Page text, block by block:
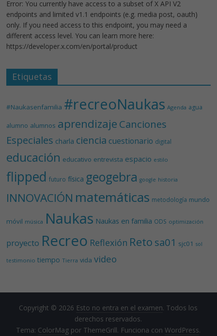
Error: You currently have access to a subset of X API V2
endpoints and limited v1.1 endpoints (e.g. media post, oauth)
only. If you need access to this endpoint, you may need a
different access level. You can learn more here:
https://developer.x.com/en/portal/product
Etiquetas
#Naukasenfamilia #recreoNaukas Agenda agua
alumno alumnos aprendizaje Canciones
Especiales charla ciencia cuestionario digital
educación educativo entrevista espacio estilo
flipped futuro física geogebra google historia
INNOVACIÓN matemáticas metodología mundo
móvil música Naukas Naukas en familia ODS optimización
proyecto Recreo Reflexión Reto sa01 sjc01 sol
testimonio tiempo Tierra vida video
Copyright © 2026 Esto no entra en el examen. Todos los
derechos reservados.
Tema: ColorMag por ThemeGrill. Funciona conWordPress.